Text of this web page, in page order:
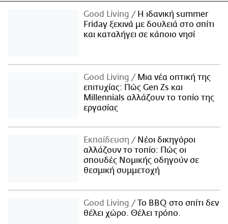
Good Living
Η ιδανική summer
Friday ξεκινά με δουλειά στο σπίτι
και καταλήγει σε κάποιο νησί
Good Living
Μια νέα οπτική της
επιτυχίας: Πώς Gen Zs και
Millennials αλλάζουν το τοπίο της
εργασίας
Εκπαίδευση
Νέοι δικηγόροι
αλλάζουν το τοπίο: Πώς οι
σπουδές Νομικής οδηγούν σε
θεσμική συμμετοχή
Good Living
Το BBQ στο σπίτι δεν
θέλει χώρο. Θέλει τρόπο.